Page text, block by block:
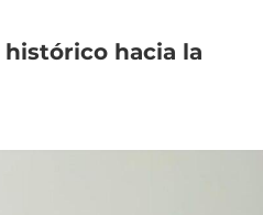
histórico hacia la